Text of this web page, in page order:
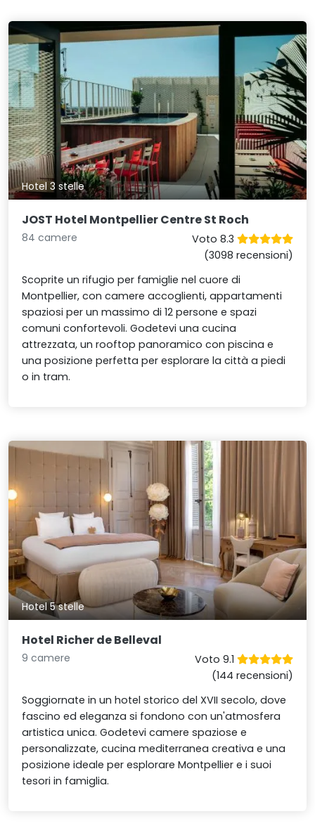
Hotel 3 stelle
JOST Hotel Montpellier Centre St Roch
84 camere
Voto 8.3
(3098 recensioni)
Scoprite un rifugio per famiglie nel cuore di
Montpellier, con camere accoglienti, appartamenti
spaziosi per un massimo di 12 persone e spazi
comuni confortevoli. Godetevi una cucina
attrezzata, un rooftop panoramico con piscina e
una posizione perfetta per esplorare la città a piedi
o in tram.
Hotel 5 stelle
Hotel Richer de Belleval
9 camere
Voto 9.1
(144 recensioni)
Soggiornate in un hotel storico del XVII secolo, dove
fascino ed eleganza si fondono con un'atmosfera
artistica unica. Godetevi camere spaziose e
personalizzate, cucina mediterranea creativa e una
posizione ideale per esplorare Montpellier e i suoi
tesori in famiglia.